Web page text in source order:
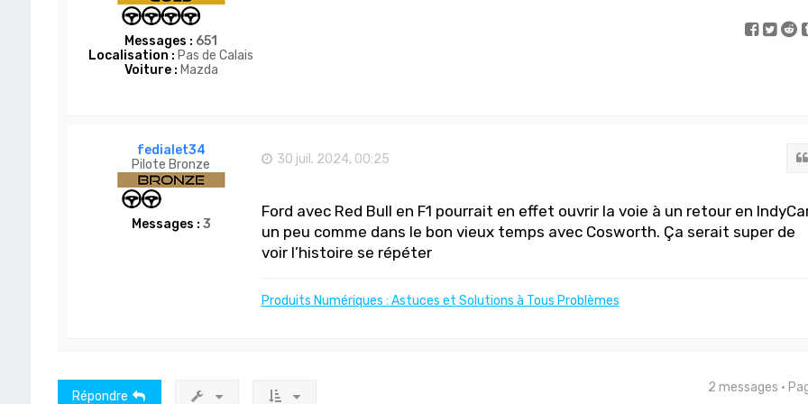
Messages : 651
Localisation : Pas de Calais
Voiture : Mazda
fedialet34
Pilote Bronze
Messages : 3
30 juil. 2024, 00:25
Ford avec Red Bull en F1 pourrait en effet ouvrir la voie à un retour en
un peu comme dans le bon vieux temps avec Cosworth. Ça serait super de
voir l’histoire se répéter
Produits Numériques : Astuces et Solutions à Tous Problèmes
Répondre
2 messages •